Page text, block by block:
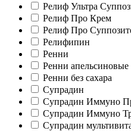
Релиф Ультра
Релиф Про Крем
Релиф Про
Релифипин
Ренни
Ренни апельсиновые
Ренни без сахара
Супрадин
Супрадин Иммуно
Супрадин Иммуно
Супрадин